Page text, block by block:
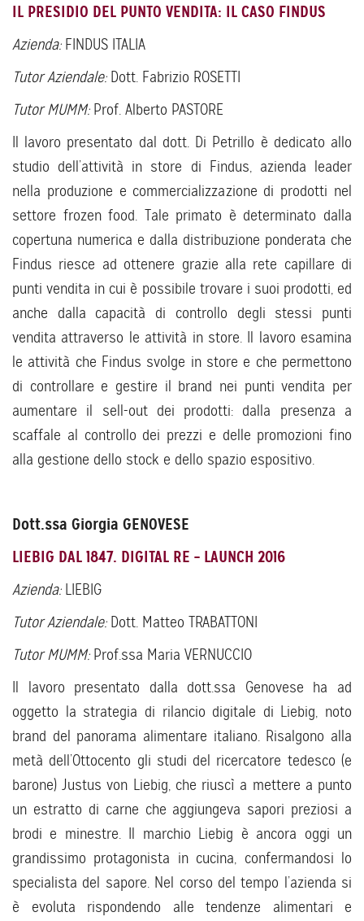
IL PRESIDIO DEL PUNTO VENDITA: IL CASO FINDUS
Azienda: FINDUS ITALIA
Tutor Aziendale: Dott. Fabrizio ROSETTI
Tutor MUMM: Prof. Alberto PASTORE
Il lavoro presentato dal dott. Di Petrillo è dedicato allo
studio dell’attività in store di Findus, azienda leader
nella produzione e commercializzazione di prodotti nel
settore frozen food. Tale primato è determinato dalla
copertuna numerica e dalla distribuzione ponderata che
Findus riesce ad ottenere grazie alla rete capillare di
punti vendita in cui è possibile trovare i suoi prodotti, ed
anche dalla capacità di controllo degli stessi punti
vendita attraverso le attività in store. Il lavoro esamina
le attività che Findus svolge in store e che permettono
di controllare e gestire il brand nei punti vendita per
aumentare il sell-out dei prodotti: dalla presenza a
scaffale al controllo dei prezzi e delle promozioni fino
alla gestione dello stock e dello spazio espositivo.
Dott.ssa Giorgia GENOVESE
LIEBIG DAL 1847. DIGITAL RE – LAUNCH 2016
Azienda: LIEBIG
Tutor Aziendale: Dott. Matteo TRABATTONI
Tutor MUMM: Prof.ssa Maria VERNUCCIO
Il lavoro presentato dalla dott.ssa Genovese ha ad
oggetto la strategia di rilancio digitale di Liebig, noto
brand del panorama alimentare italiano. Risalgono alla
metà dell’Ottocento gli studi del ricercatore tedesco (e
barone) Justus von Liebig, che riuscì a mettere a punto
un estratto di carne che aggiungeva sapori preziosi a
brodi e minestre. Il marchio Liebig è ancora oggi un
grandissimo protagonista in cucina, confermandosi lo
specialista del sapore. Nel corso del tempo l’azienda si
è evoluta rispondendo alle tendenze alimentari e